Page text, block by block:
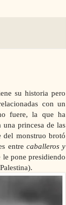
su historia pero
con un
fuere, la que ha
princesa de las
del monstruo brotó
entre caballeros y
le pone presidiendo